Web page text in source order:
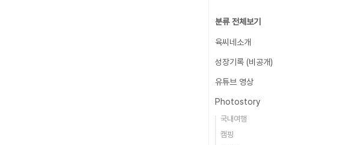
분류 전체보기
육씨네소개
성장기록 (비공개)
유튜브 영상
Photostory
국내여행
캠핑